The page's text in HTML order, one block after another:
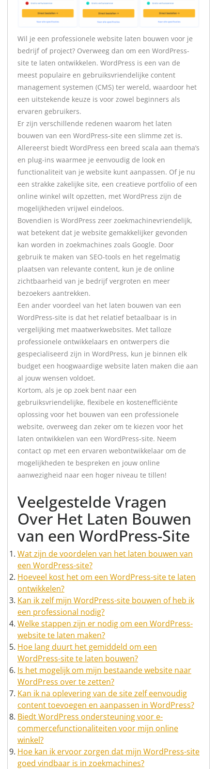
Wil je een professionele website laten bouwen voor je
bedrijf of project? Overweeg dan om een WordPress-
site te laten ontwikkelen. WordPress is een van de
meest populaire en gebruiksvriendelijke content
management systemen (CMS) ter wereld, waardoor het
een uitstekende keuze is voor zowel beginners als
ervaren gebruikers.
Er zijn verschillende redenen waarom het laten
bouwen van een WordPress-site een slimme zet is.
Allereerst biedt WordPress een breed scala aan thema’s
en plug-ins waarmee je eenvoudig de look en
functionaliteit van je website kunt aanpassen. Of je nu
een strakke zakelijke site, een creatieve portfolio of een
online winkel wilt opzetten, met WordPress zijn de
mogelijkheden vrijwel eindeloos.
Bovendien is WordPress zeer zoekmachinevriendelijk,
wat betekent dat je website gemakkelijker gevonden
kan worden in zoekmachines zoals Google. Door
gebruik te maken van SEO-tools en het regelmatig
plaatsen van relevante content, kun je de online
zichtbaarheid van je bedrijf vergroten en meer
bezoekers aantrekken.
Een ander voordeel van het laten bouwen van een
WordPress-site is dat het relatief betaalbaar is in
vergelijking met maatwerkwebsites. Met talloze
professionele ontwikkelaars en ontwerpers die
gespecialiseerd zijn in WordPress, kun je binnen elk
budget een hoogwaardige website laten maken die aan
al jouw wensen voldoet.
Kortom, als je op zoek bent naar een
gebruiksvriendelijke, flexibele en kostenefficiënte
oplossing voor het bouwen van een professionele
website, overweeg dan zeker om te kiezen voor het
laten ontwikkelen van een WordPress-site. Neem
contact op met een ervaren webontwikkelaar om de
mogelijkheden te bespreken en jouw online
aanwezigheid naar een hoger niveau te tillen!
Veelgestelde Vragen
Over Het Laten Bouwen
van een WordPress-Site
Wat zijn de voordelen van het laten bouwen van
een WordPress-site?
Hoeveel kost het om een WordPress-site te laten
ontwikkelen?
Kan ik zelf mijn WordPress-site bouwen of heb ik
een professional nodig?
Welke stappen zijn er nodig om een WordPress-
website te laten maken?
Hoe lang duurt het gemiddeld om een
WordPress-site te laten bouwen?
Is het mogelijk om mijn bestaande website naar
WordPress over te zetten?
Kan ik na oplevering van de site zelf eenvoudig
content toevoegen en aanpassen in WordPress?
Biedt WordPress ondersteuning voor e-
commercefunctionaliteiten voor mijn online
winkel?
Hoe kan ik ervoor zorgen dat mijn WordPress-site
goed vindbaar is in zoekmachines?